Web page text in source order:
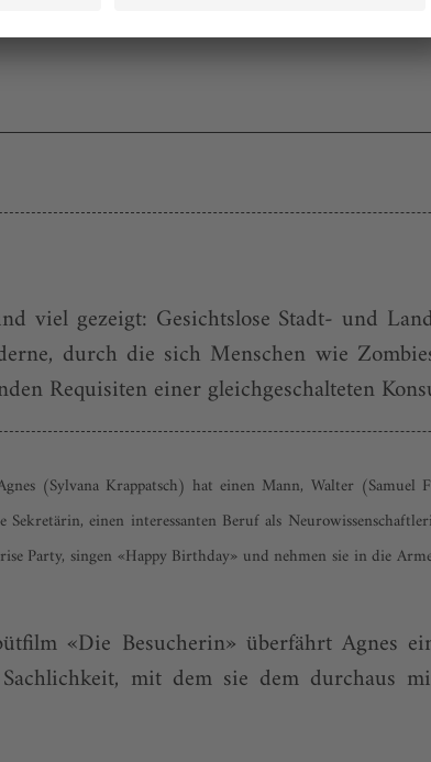
viel gezeigt: Gesichtslose Stadt- und
durch die sich Menschen wie
Requisiten einer gleichgeschalteten
(Sylvana Krappatsch) hat einen Mann, Walter
einen interessanten Beruf als
Party, singen «Happy Birthday» und nehmen sie in die
«Die Besucherin» überfährt Agnes
mit dem sie dem durchaus